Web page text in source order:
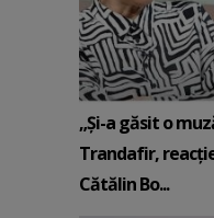
„Și-a găsit o
Trandafir,
Cătălin Bo...